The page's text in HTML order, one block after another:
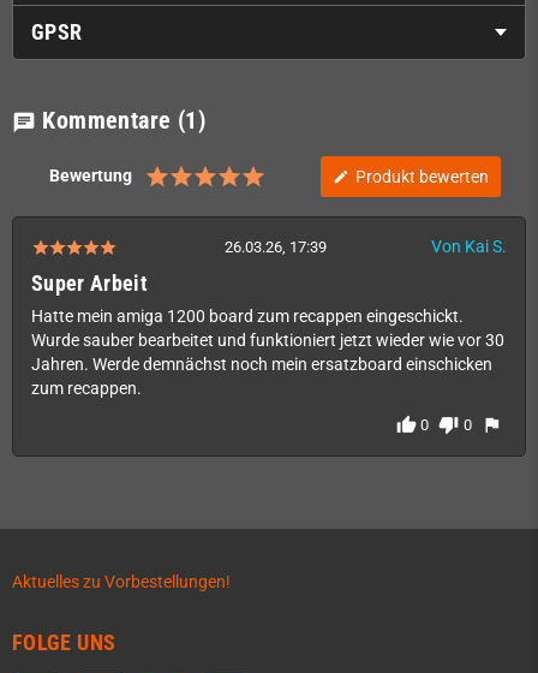
GPSR
chat Kommentare (1)
Bewertung edit Produkt bewerten
26.03.26, 17:39 Von Kai S.
Super Arbeit
Hatte mein amiga 1200 board zum recappen eingeschickt.
Wurde sauber bearbeitet und funktioniert jetzt wieder wie vor 30
Jahren. Werde demnächst noch mein ersatzboard einschicken
zum recappen.
thumb_up 0 thumb_down 0 flag
Aktuelles zu Vorbestellungen!
FOLGE UNS